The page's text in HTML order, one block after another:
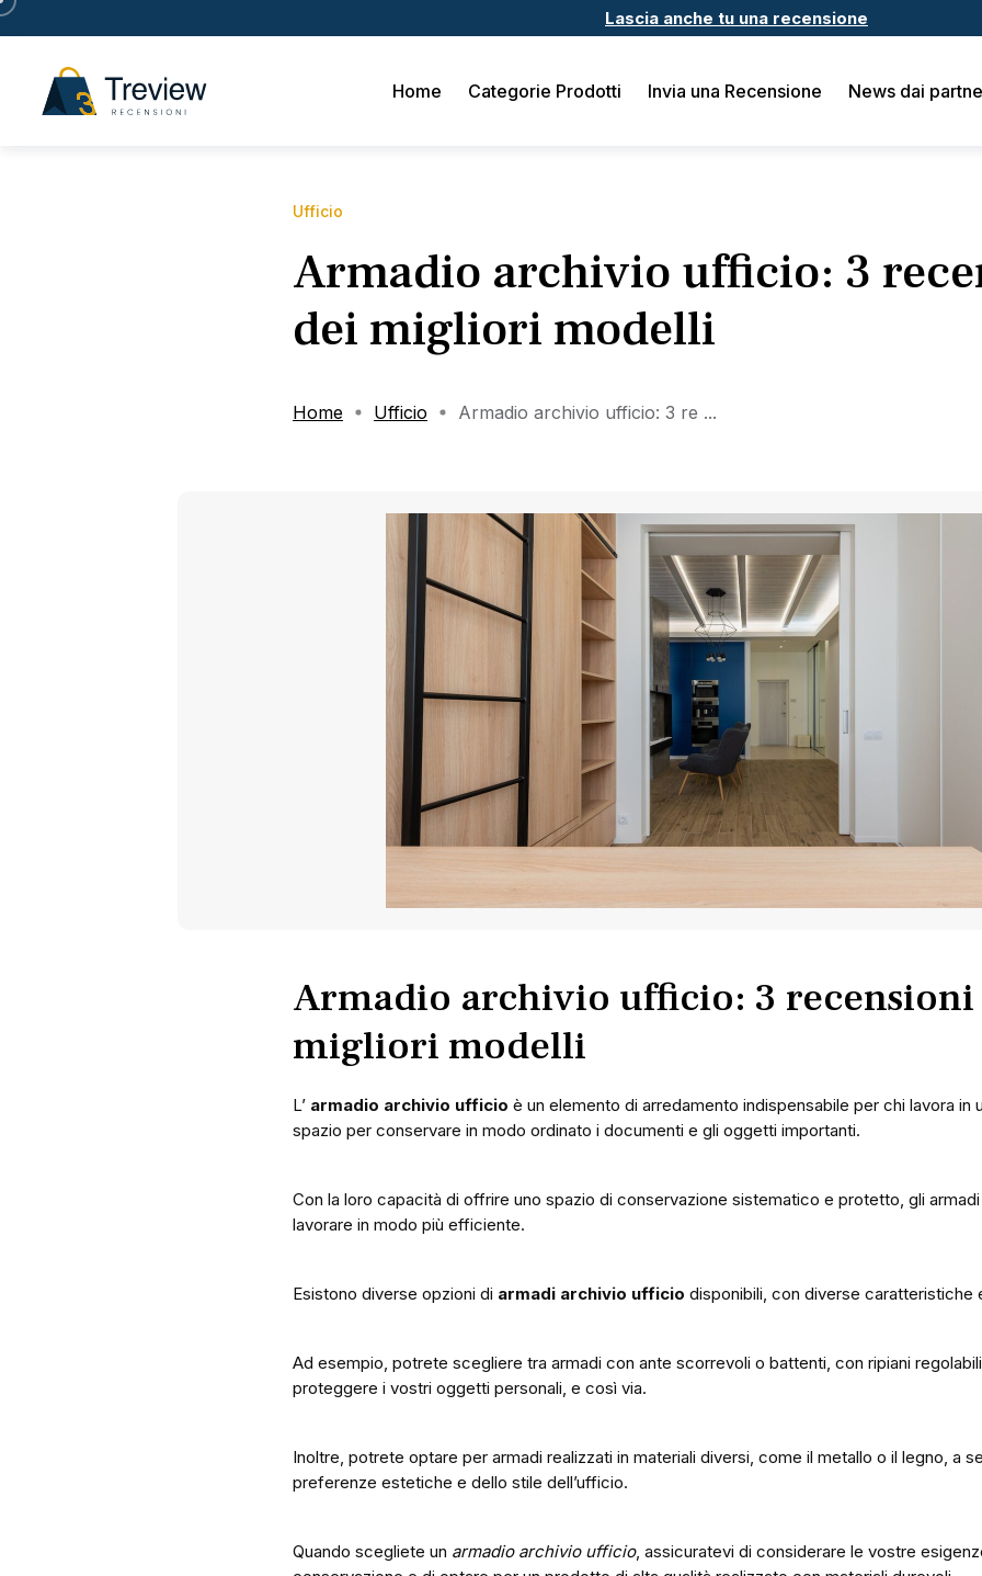
Lascia anche tu una recensione
Home Categorie Prodotti Invia una Recensione News dai
Ufficio
Armadio archivio ufficio: 3
dei migliori modelli
Home Ufficio Armadio archivio ufficio: 3 re ...
Armadio archivio ufficio: 3
migliori modelli
L’ armadio archivio ufficio è un elemento di arredamento indispensabile per chi lavora in
spazio per conservare in modo ordinato i documenti e gli oggetti importanti.
Con la loro capacità di offrire uno spazio di conservazione sistematico e protetto, gli
lavorare in modo più efficiente.
Esistono diverse opzioni di armadi archivio ufficio disponibili, con diverse caratteristiche
Ad esempio, potrete scegliere tra armadi con ante scorrevoli o battenti, con ripiani
proteggere i vostri oggetti personali, e così via.
Inoltre, potrete optare per armadi realizzati in materiali diversi, come il metallo o il legno, a
preferenze estetiche e dello stile dell’ufficio.
Quando scegliete un armadio archivio ufficio, assicuratevi di considerare le vostre